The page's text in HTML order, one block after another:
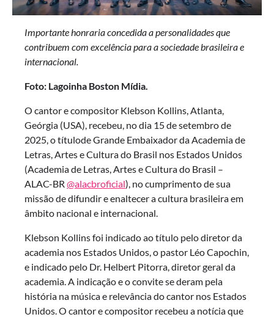
Importante honraria concedida apersonalidades que
contribuem com excelência para a sociedade brasileira e
internacional.
Foto: Lagoinha Boston Mídia.
O cantor e compositor Klebson Kollins, Atlanta,
Geórgia (USA), recebeu, no dia 15 de setembro de
2025, o títulode Grande Embaixador da Academia de
Letras, Artes e Cultura do Brasil nos Estados Unidos
(Academia de Letras, Artes e Cultura do Brasil –
ALAC-BR @alacbroficial), no cumprimento de sua
missão de difundir e enaltecer a cultura brasileira em
âmbito nacional e internacional.
Klebson Kollins foi indicado ao título pelo diretor da
academia nos Estados Unidos, o pastor Léo Capochin,
e indicado pelo Dr. Helbert Pitorra, diretor geral da
academia. A indicação e o convite se deram pela
história na música e relevância do cantor nos Estados
Unidos. O cantor e compositor recebeu a notícia que